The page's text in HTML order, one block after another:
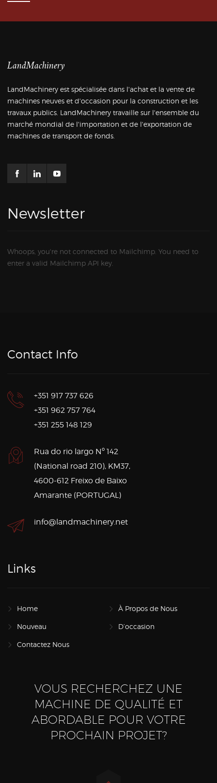
LandMachinery
LandMachinery est spécialisée dans l'achat et la vente de
machines neuves et d'occasion pour la construction et les
travaux publics. LandMachinery travaille sur l'ensemble du
marché mondial de l'importation et de l'exportation de
machines de transport de fonds.
Newsletter
Whoops, you're not connected to Mailchimp. You need to
enter a valid Mailchimp API key.
Contact Info
+351 917 737 626
+351 962 757 764
+351 255 148 129
Rua do rio largo Nº 142
(National road 210), KM37,
4600-612 Freixo de Baixo
Amarante (PORTUGAL)
info@landmachinery.net
Links
Home À Propos de Nous
Nouveau D’occasion
Contactez Nous
VOUS RECHERCHEZ UNE
MACHINE DE QUALITÉ ET
ABORDABLE POUR VOTRE
PROCHAIN PROJET?